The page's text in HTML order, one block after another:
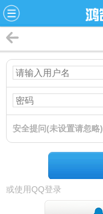
安全提问(未设置请忽略)
或使用QQ登录